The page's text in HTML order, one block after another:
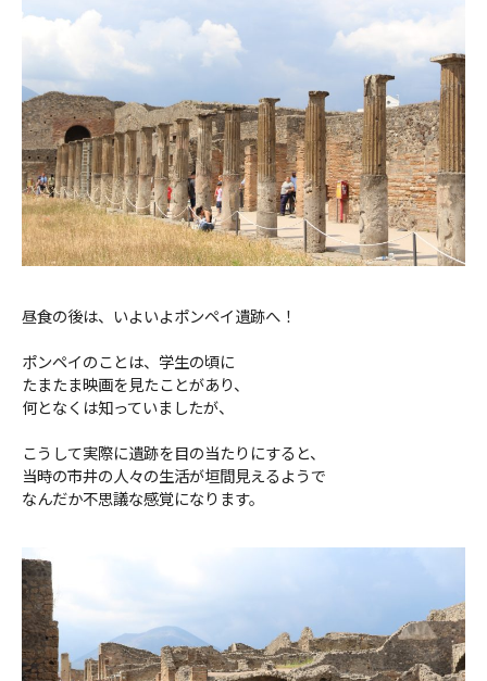
昼食の後は、いよいよポンペイ遺跡へ！
ポンペイのことは、学生の頃に
たまたま映画を見たことがあり、
何となくは知っていましたが、
こうして実際に遺跡を目の当たりにすると、
当時の市井の人々の生活が垣間見えるようで
なんだか不思議な感覚になります。